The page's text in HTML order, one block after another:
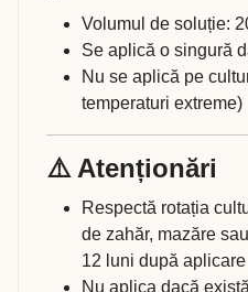
Volumul de soluție:
Se aplică o singură
Nu se aplică pe
temperaturi extreme)
⚠️ Atenționări
Respectă rotația
de zahăr, mazăre
12 luni după aplicare
Nu aplica dacă